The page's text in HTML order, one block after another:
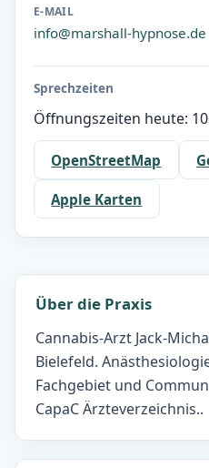
E-MAIL
info@marshall-hypnose.de
Sprechzeiten
Öffnungszeiten heute:
OpenStreetMap
Apple Karten
Über die Praxis
Cannabis-Arzt Jack-
Bielefeld.
Fachgebiet und
CapaC Ärzteverzeichnis..